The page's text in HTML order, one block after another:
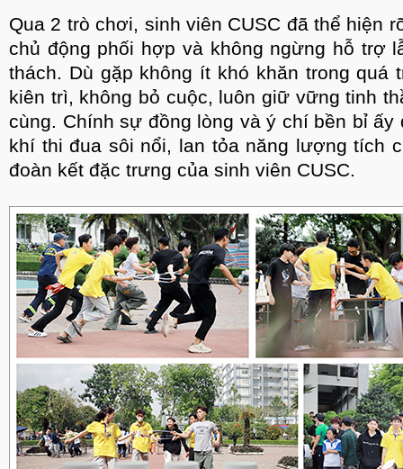
Qua 2 trò chơi, sinh viên CUSC đã thể hiện
chủ động phối hợp và không ngừng hỗ trợ
thách. Dù gặp không ít khó khăn trong quá
kiên trì, không bỏ cuộc, luôn giữ vững tinh
cùng. Chính sự đồng lòng và ý chí bền bỉ ấy
khí thi đua sôi nổi, lan tỏa năng lượng tích
đoàn kết đặc trưng của sinh viên CUSC.